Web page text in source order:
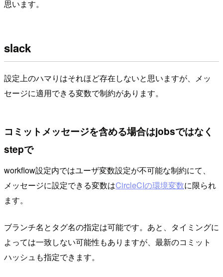
思います。
slack
設定上のハマりはそれほど存在しないと思いますが、メッ
セージに適用できる変数で制約があります。
コミットメッセージを含める場合はjobsではなく
stepで
workflow設定内ではユーザ変数設定が不可能な制約にて、
メッセージに設定できる変数はCircleCIの環境変数に限られ
ます。
ブランチ名とタグ名の指定は可能です。あと、タイミングに
よっては一致しない可能性もありますが、最新のコミット
ハッシュも指定できます。